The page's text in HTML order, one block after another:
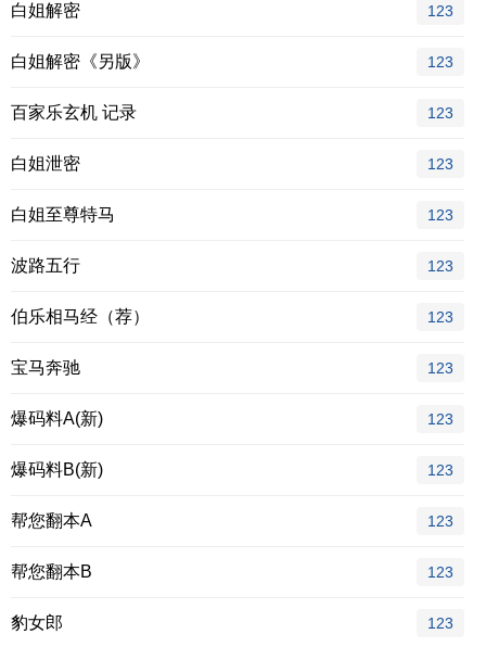
白姐解密 123
白姐解密《另版》 123
百家乐玄机 记录 123
白姐泄密 123
白姐至尊特马 123
波路五行 123
伯乐相马经（荐） 123
宝马奔驰 123
爆码料A(新) 123
爆码料B(新) 123
帮您翻本A 123
帮您翻本B 123
豹女郎 123